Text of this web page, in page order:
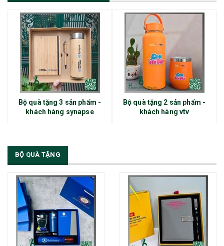
Bộ quà tặng 3 sản phẩm -
khách hàng synapse
Bộ quà tặng 2 sản phẩm -
khách hàng vtv
BỘ QUÀ TẶNG